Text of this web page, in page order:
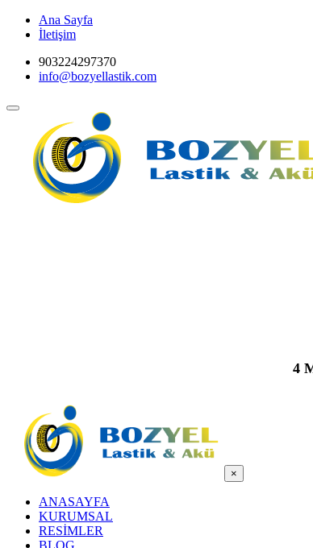
Ana Sayfa
İletişim
903224297370
info@bozyellastik.com
4
×
ANASAYFA
KURUMSAL
RESİMLER
BLOG